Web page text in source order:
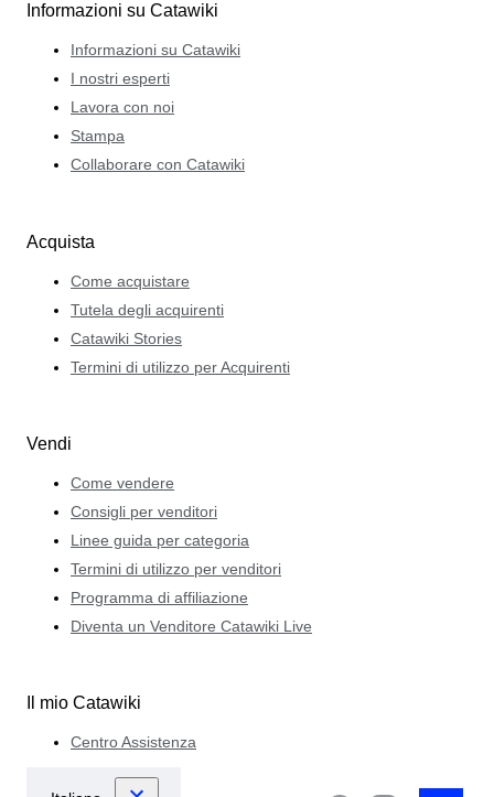
Informazioni su Catawiki
Informazioni su Catawiki
I nostri esperti
Lavora con noi
Stampa
Collaborare con Catawiki
Acquista
Come acquistare
Tutela degli acquirenti
Catawiki Stories
Termini di utilizzo per Acquirenti
Vendi
Come vendere
Consigli per venditori
Linee guida per categoria
Termini di utilizzo per venditori
Programma di affiliazione
Diventa un Venditore Catawiki Live
Il mio Catawiki
Centro Assistenza